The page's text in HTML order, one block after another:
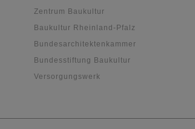
Zentrum Baukultur
Baukultur Rheinland-Pfalz
Bundesarchitektenkammer
Bundesstiftung Baukultur
Versorgungswerk